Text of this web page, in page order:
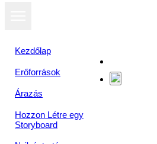
Kezdőlap
Erőforrások
Árazás
Hozzon Létre egy
Storyboard